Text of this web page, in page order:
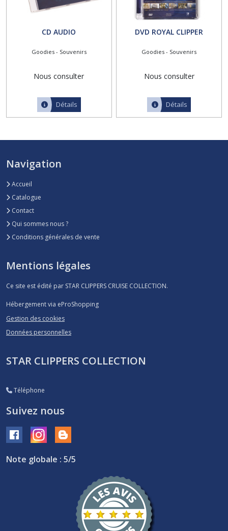
CD AUDIO
Goodies - Souvenirs
Nous consulter
Détails
DVD ROYAL CLIPPER
Goodies - Souvenirs
Nous consulter
Détails
Navigation
Accueil
Catalogue
Contact
Qui sommes nous ?
Conditions générales de vente
Mentions légales
Ce site est édité par STAR CLIPPERS CRUISE COLLECTION.
Hébergement via eProShopping
Gestion des cookies
Données personnelles
STAR CLIPPERS COLLECTION
Téléphone
Suivez nous
Note globale : 5/5